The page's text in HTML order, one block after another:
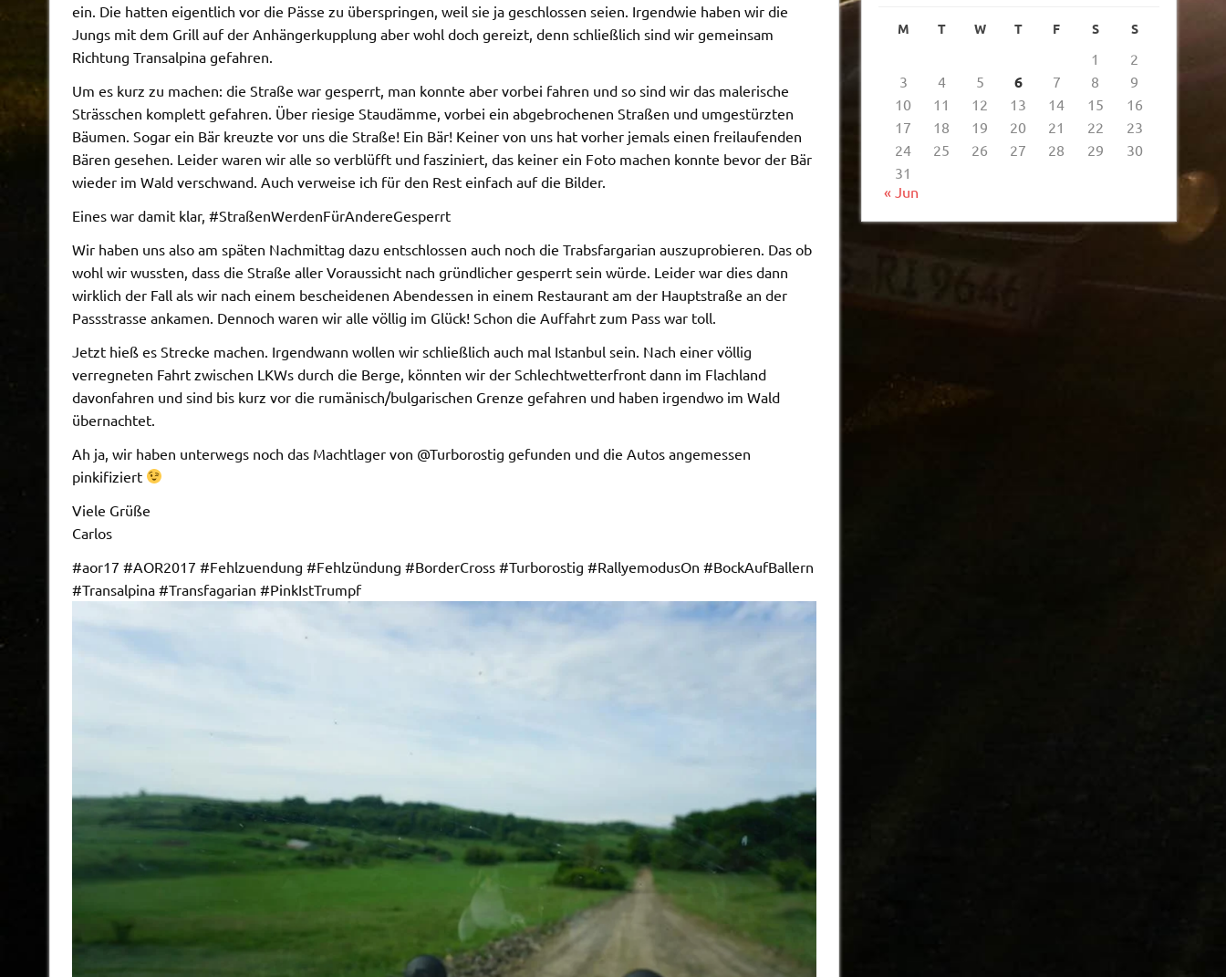
ein. Die hatten eigentlich vor die Pässe zu überspringen, weil sie ja geschlossen seien. Irgendwie haben wir die
Jungs mit dem Grill auf der Anhängerkupplung aber wohl doch gereizt, denn schließlich sind wir gemeinsam
Richtung Transalpina gefahren.
Um es kurz zu machen: die Straße war gesperrt, man konnte aber vorbei fahren und so sind wir das malerische
Strässchen komplett gefahren. Über riesige Staudämme, vorbei ein abgebrochenen Straßen und umgestürzten
Bäumen. Sogar ein Bär kreuzte vor uns die Straße! Ein Bär! Keiner von uns hat vorher jemals einen freilaufenden
Bären gesehen. Leider waren wir alle so verblüfft und fasziniert, das keiner ein Foto machen konnte bevor der Bär
wieder im Wald verschwand. Auch verweise ich für den Rest einfach auf die Bilder.
Eines war damit klar, #StraßenWerdenFürAndereGesperrt
Wir haben uns also am späten Nachmittag dazu entschlossen auch noch die Trabsfargarian auszuprobieren. Das ob
wohl wir wussten, dass die Straße aller Voraussicht nach gründlicher gesperrt sein würde. Leider war dies dann
wirklich der Fall als wir nach einem bescheidenen Abendessen in einem Restaurant am der Hauptstraße an der
Passstrasse ankamen. Dennoch waren wir alle völlig im Glück! Schon die Auffahrt zum Pass war toll.
Jetzt hieß es Strecke machen. Irgendwann wollen wir schließlich auch mal Istanbul sein. Nach einer völlig
verregneten Fahrt zwischen LKWs durch die Berge, könnten wir der Schlechtwetterfront dann im Flachland
davonfahren und sind bis kurz vor die rumänisch/bulgarischen Grenze gefahren und haben irgendwo im Wald
übernachtet.
Ah ja, wir haben unterwegs noch das Machtlager von @Turborostig gefunden und die Autos angemessen
pinkifiziert
Viele Grüße
Carlos
#aor17 #AOR2017 #Fehlzuendung #Fehlzündung #BorderCross #Turborostig #RallyemodusOn #BockAufBallern
#Transalpina #Transfagarian #PinkIstTrumpf
M T W T F S S
1
2
3
4 5 6 7 8
9
10
11 12 13 14 15
16
17
18 19 20 21 22
23
24
25 26 27 28 29
30
31
« Jun